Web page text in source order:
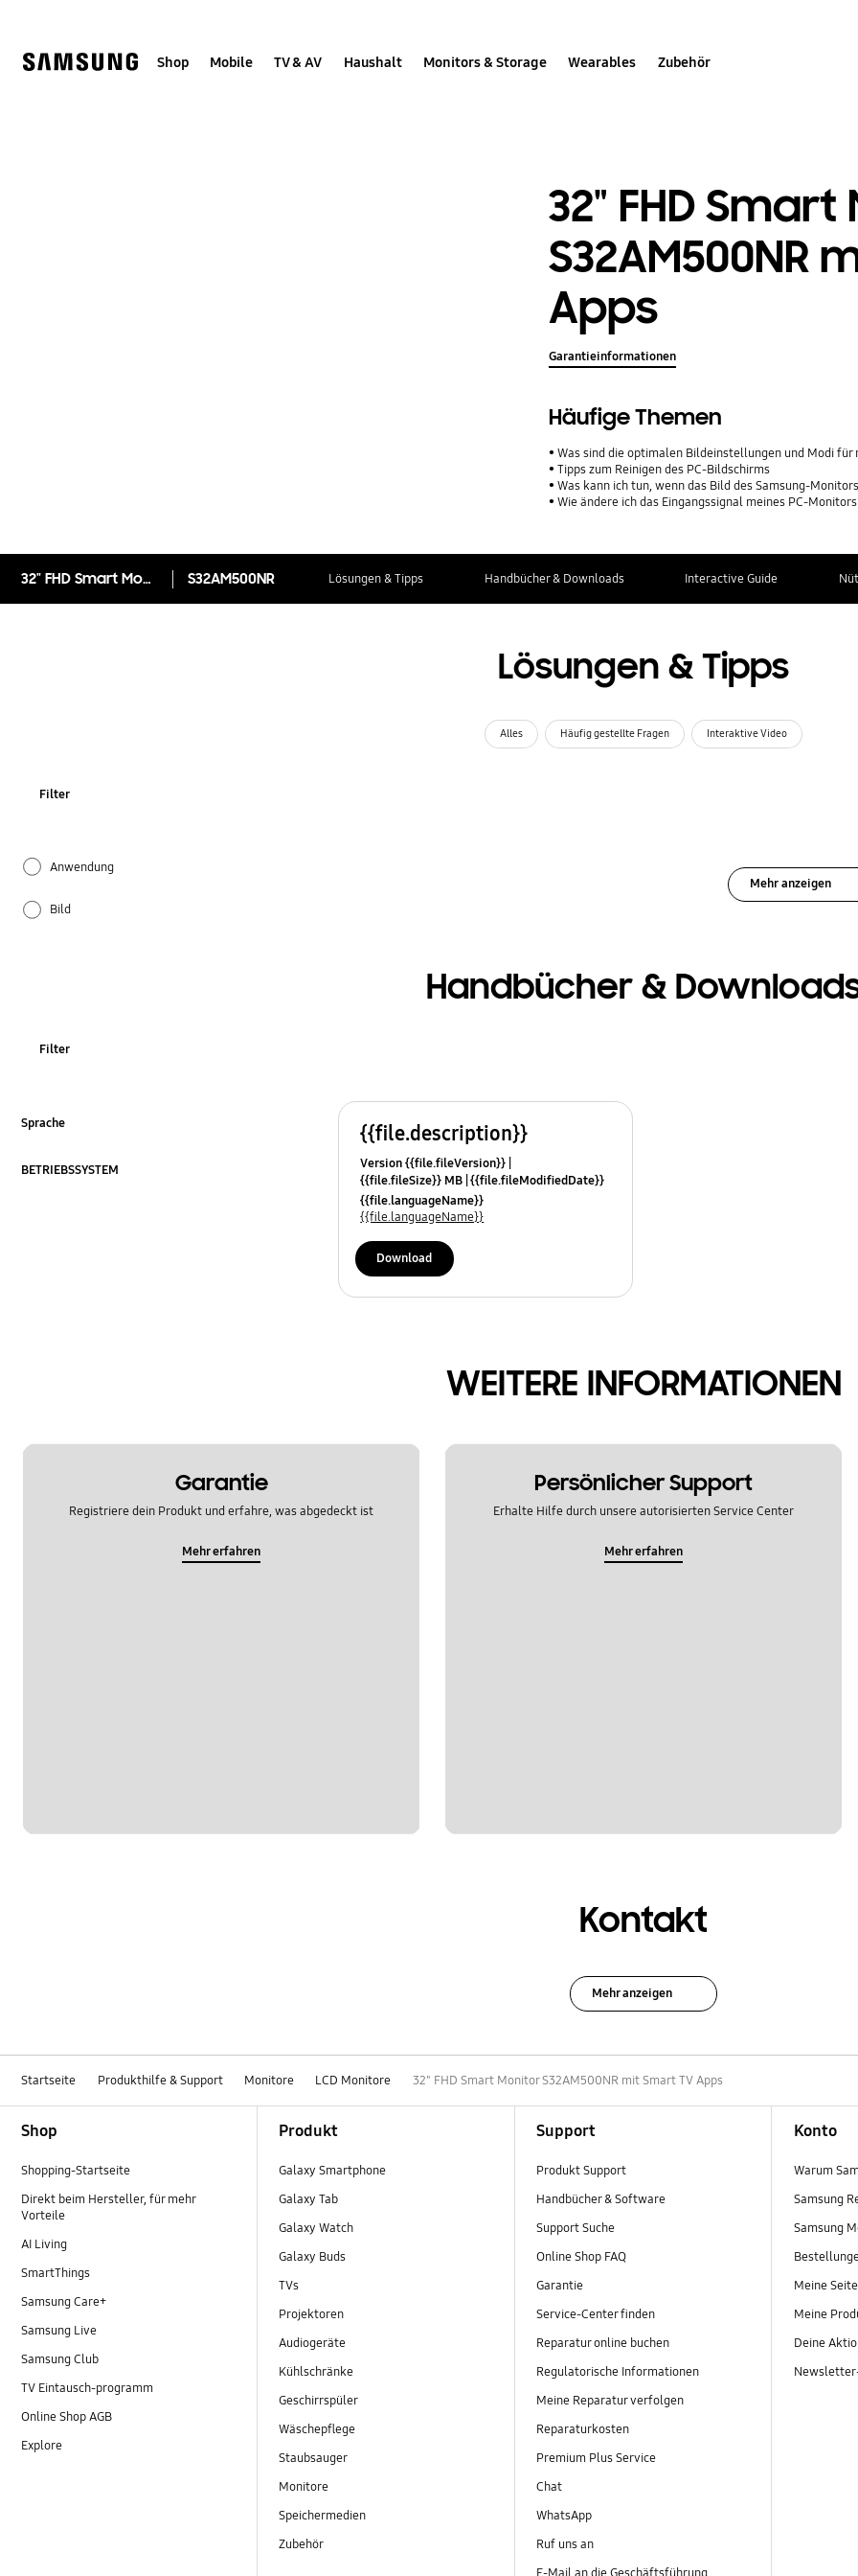
Shop Mobile TV & AV Haushalt Monitors & Storage Wearables Zubehör
32" FHD
S32AM500NR
Apps
Garantieinformationen
Häufige Themen
Was sind die optimalen Bildeinstellungen und Modi für
Tipps zum Reinigen des PC-Bildschirms
Was kann ich tun, wenn das Bild des Samsung-
Wie ändere ich das Eingangssignal meines PC-
32" FHD Smart Monitor S32AM500NR mit Smart TV Apps S32AM500NR Lösungen & Tipps Handbücher & Downloads Interactive Guide
Lösungen & Tipps
Alles Häufig gestellte Fragen Interaktive Video
Filter
Anwendung
Bild
Mehr anzeigen
Handbücher &
Filter
Sprache
BETRIEBSSYSTEM
{{file.description}}
Version {{file.fileVersion}}
{{file.fileSize}} MB {{file.fileModifiedDate}}
{{file.osNames}}
{{file.languageName}}
{{file.languageName}}
Download
WEITERE INFORMATIONEN
Garantie
Registriere dein Produkt und erfahre, was abgedeckt ist
Mehr erfahren
Persönlicher Support
Erhalte Hilfe durch unsere autorisierten Service Center
Mehr erfahren
Kontakt
Mehr anzeigen
Startseite Produkthilfe & Support Monitore LCD Monitore 32" FHD Smart Monitor S32AM500NR mit Smart TV Apps
Shop
Shopping-Startseite
Direkt beim Hersteller, für mehr
Vorteile
AI Living
SmartThings
Samsung Care+
Samsung Live
Samsung Club
TV Eintausch-programm
Online Shop AGB
Explore
Produkt
Galaxy Smartphone
Galaxy Tab
Galaxy Watch
Galaxy Buds
TVs
Projektoren
Audiogeräte
Kühlschränke
Geschirrspüler
Wäschepflege
Staubsauger
Monitore
Speichermedien
Zubehör
Support
Produkt Support
Handbücher & Software
Support Suche
Online Shop FAQ
Garantie
Service-Center finden
Reparatur online buchen
Regulatorische Informationen
Meine Reparatur verfolgen
Reparaturkosten
Premium Plus Service
Chat
WhatsApp
Ruf uns an
Konto
Warum
Samsung
Samsung
Meine Seite
Meine
Deine